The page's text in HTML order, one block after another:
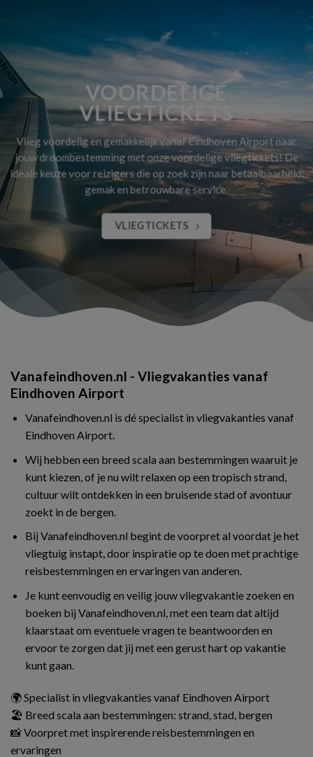
VOORDELIGE
VLIEGTICKETS
Vlieg voordelig en gemakkelijk vanaf Eindhoven Airport naar
jouw droombestemming met onze voordelige vliegtickets! De
ideale keuze voor reizigers die op zoek zijn naar betaalbaarheid,
gemak en betrouwbare service.
VLIEGTICKETS
Vanafeindhoven.nl - Vliegvakanties vanaf
Eindhoven Airport
Vanafeindhoven.nl is dé specialist in vliegvakanties vanaf
Eindhoven Airport.
Wij hebben een breed scala aan bestemmingen waaruit je
kunt kiezen, of je nu wilt relaxen op een tropisch strand,
cultuur wilt ontdekken in een bruisende stad of avontuur
zoekt in de bergen.
Bij Vanafeindhoven.nl begint de voorpret al voordat je het
vliegtuig instapt, door inspiratie op te doen met prachtige
reisbestemmingen en ervaringen van anderen.
Je kunt eenvoudig en veilig jouw vliegvakantie zoeken en
boeken bij Vanafeindhoven.nl, met een team dat altijd
klaarstaat om eventuele vragen te beantwoorden en
ervoor te zorgen dat jij met een gerust hart op vakantie
kunt gaan.
🌍 Specialist in vliegvakanties vanaf Eindhoven Airport
🏖️ Breed scala aan bestemmingen: strand, stad, bergen
📸 Voorpret met inspirerende reisbestemmingen en
ervaringen